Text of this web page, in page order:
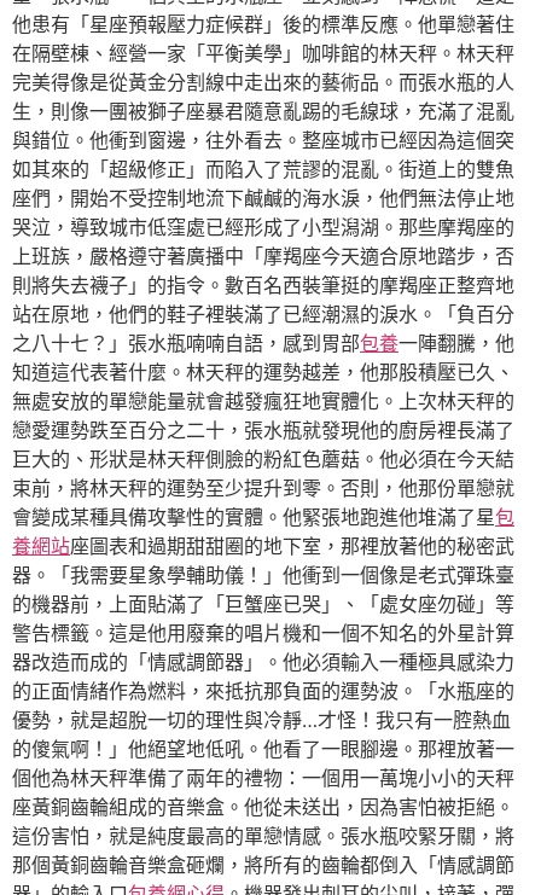
他患有「星座預報壓力症候群」後的標準反應。他單戀著住
在隔壁棟、經營一家「平衡美學」咖啡館的林天秤。林天秤
完美得像是從黃金分割線中走出來的藝術品。而張水瓶的人
生，則像一團被獅子座暴君隨意亂踢的毛線球，充滿了混亂
與錯位。他衝到窗邊，往外看去。整座城市已經因為這個突
如其來的「超級修正」而陷入了荒謬的混亂。街道上的雙魚
座們，開始不受控制地流下鹹鹹的海水淚，他們無法停止地
哭泣，導致城市低窪處已經形成了小型潟湖。那些摩羯座的
上班族，嚴格遵守著廣播中「摩羯座今天適合原地踏步，否
則將失去襪子」的指令。數百名西裝筆挺的摩羯座正整齊地
站在原地，他們的鞋子裡裝滿了已經潮濕的淚水。「負百分
之八十七？」張水瓶喃喃自語，感到胃部包養一陣翻騰，他
知道這代表著什麼。林天秤的運勢越差，他那股積壓已久、
無處安放的單戀能量就會越發瘋狂地實體化。上次林天秤的
戀愛運勢跌至百分之二十，張水瓶就發現他的廚房裡長滿了
巨大的、形狀是林天秤側臉的粉紅色蘑菇。他必須在今天結
束前，將林天秤的運勢至少提升到零。否則，他那份單戀就
會變成某種具備攻擊性的實體。他緊張地跑進他堆滿了星包
養網站座圖表和過期甜甜圈的地下室，那裡放著他的秘密武
器。「我需要星象學輔助儀！」他衝到一個像是老式彈珠臺
的機器前，上面貼滿了「巨蟹座已哭」、「處女座勿碰」等
警告標籤。這是他用廢棄的唱片機和一個不知名的外星計算
器改造而成的「情感調節器」。他必須輸入一種極具感染力
的正面情緒作為燃料，來抵抗那負面的運勢波。「水瓶座的
優勢，就是超脫一切的理性與冷靜…才怪！我只有一腔熱血
的傻氣啊！」他絕望地低吼。他看了一眼腳邊。那裡放著一
個他為林天秤準備了兩年的禮物：一個用一萬塊小小的天秤
座黃銅齒輪組成的音樂盒。他從未送出，因為害怕被拒絕。
這份害怕，就是純度最高的單戀情感。張水瓶咬緊牙關，將
那個黃銅齒輪音樂盒砸爛，將所有的齒輪都倒入「情感調節